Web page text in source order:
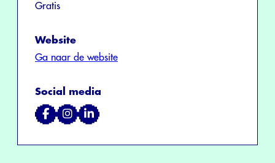
Gratis
Website
Ga naar de website
Social media